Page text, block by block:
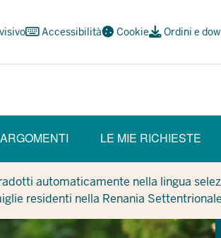
Accessibilità Cookie Ordini e
LE MIE RICHIESTE
automaticamente nella lingua
residenti nella Renania